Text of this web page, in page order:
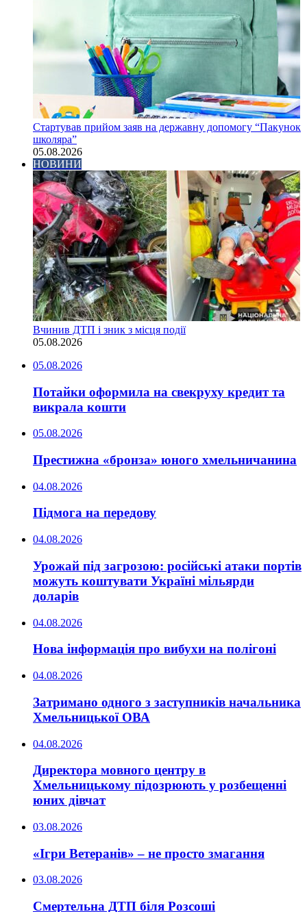
Стартував прийом заяв на державну допомогу “Пакунок
школяра”
05.08.2026
НОВИНИ
Вчинив ДТП і зник з місця події
05.08.2026
05.08.2026
Потайки оформила на свекруху кредит та
викрала кошти
05.08.2026
Престижна «бронза» юного хмельничанина
04.08.2026
Підмога на передову
04.08.2026
Урожай під загрозою: російські атаки портів
можуть коштувати Україні мільярди
доларів
04.08.2026
Нова інформація про вибухи на полігоні
04.08.2026
Затримано одного з заступників начальника
Хмельницької ОВА
04.08.2026
Директора мовного центру в
Хмельницькому підозрюють у розбещенні
юних дівчат
03.08.2026
«Ігри Ветеранів» – не просто змагання
03.08.2026
Смертельна ДТП біля Розсоші